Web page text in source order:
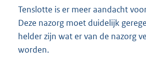
Tenslotte is er meer aandacht
Deze nazorg moet duidelijk
helder zijn wat er van de nazorg
worden.